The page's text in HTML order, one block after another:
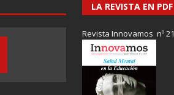
LA REVISTA EN PDF
Revista Innovamos nº 21